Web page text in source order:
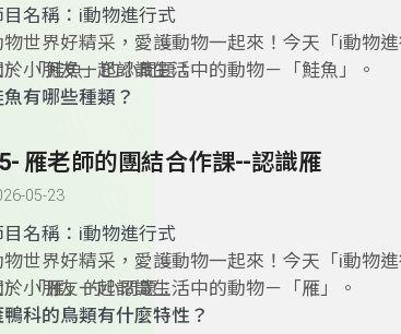
名稱： i動物進行式
物世界好精采，愛護動物一起來！今天「i動物
、小朋友一起認識生活中的動物－「鮭魚」。
於 「鮭魚」的小問題：
魚有哪些種類？
問我們現在吃的鮭魚是養殖的？還是野生的？
很好養殖嗎？
魚為什麼要回老家？牠們不會迷路嗎？
逆流而上會遇到什麼危險？
雁老師的團結合作課--認識雁
05-23
名稱： i動物進行式
物世界好精采，愛護動物一起來！今天「i動物
、小朋友一起認識生活中的動物－「雁」。
於 「雁」的小問題：
鴨科的鳥類有什麼特性？